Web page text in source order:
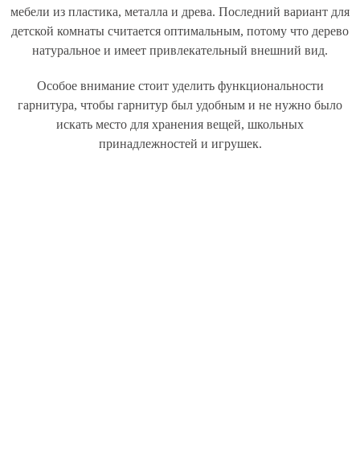
мебели из пластика, металла и древа. Последний вариант для
детской комнаты считается оптимальным, потому что дерево
натуральное и имеет привлекательный внешний вид.
Особое внимание стоит уделить функциональности
гарнитура, чтобы гарнитур был удобным и не нужно было
искать место для хранения вещей, школьных
принадлежностей и игрушек.